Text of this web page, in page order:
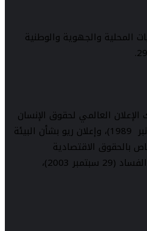
يوم 9-10-11 ديسمبر 2011، الذي سيخضع لقراءة الجمعيات المحلية والجهوية والوطنية
العالمي لحقوق الإنسان
(10 ديسمبر 1948)، والاتفاقية الأوروبية لحقوق الإنسان (4 نوفمبر 1950) واتفاقية جنيف (28 يوليوز 1951)، و اتفاقية منظمة الأمم المتحدة الخاصة بحقوق الطفل (20 نونبر 1989)، وإعلان ريو بشأن البيئة
بالحقوق المدنية والسياسية (16 ديسمبر1966)، والعهد الدولي الخاص بالحقوق الاقتصادية
والاجتماعية والثقافية (16 ديسمبر1966)، وإعلان منظمة العمل الدولية بشأن المبادئ والحقوق الأساسية في العمل (1998)، و اتفاقية الأمم المتحدة لمكافحة الرشوة والفساد (29 سبتمبر 2003)،